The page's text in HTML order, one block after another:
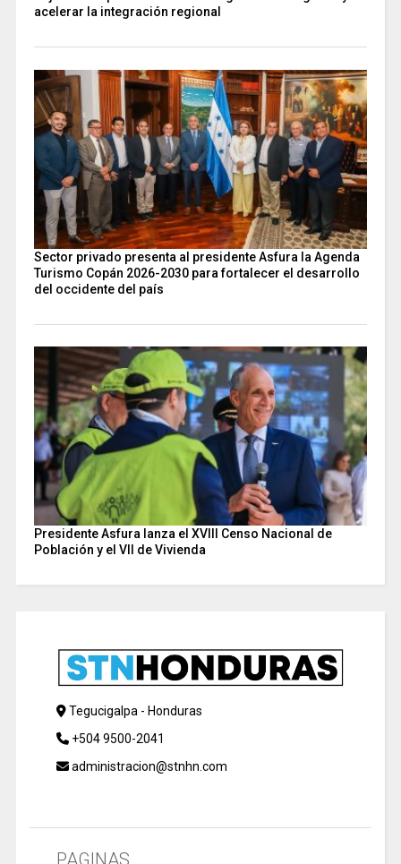
acelerar la integración regional
Sector privado presenta al presidente Asfura la Agenda
Turismo Copán 2026-2030 para fortalecer el desarrollo
del occidente del país
Presidente Asfura lanza el XVIII Censo Nacional de
Población y el VII de Vivienda
Tegucigalpa - Honduras
+504 9500-2041
administracion@stnhn.com
PAGINAS